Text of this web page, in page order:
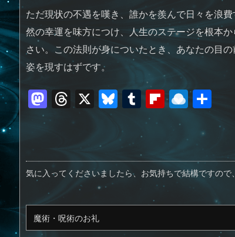
ただ現状の不遇を嘆き、誰かを羨んで日々を浪
然の幸運を味方につけ、人生のステージを根本
さい。この法則が身についたとき、あなたの目
姿を現すはずです。
M
a
o
d
o
n
T
h
a
d
X Bl
e
sk
y
T
u
m
bl
r
Fl
ip
b
o
ar
R
d
ro
p.
io
気に入ってくださいましたら、お気持ちで結構ですので